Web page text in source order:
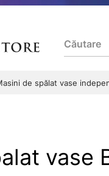
de spălat vase
vase